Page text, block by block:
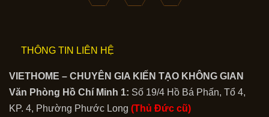
THÔNG TIN LIÊN HỆ
VIETHOME – CHUYÊN GIA KIẾN TẠO KHÔNG GIAN
Văn Phòng Hồ Chí Minh 1: Số 19/4 Hồ Bá Phấn, Tổ 4,
KP. 4, Phường Phước Long (Thủ Đức cũ)